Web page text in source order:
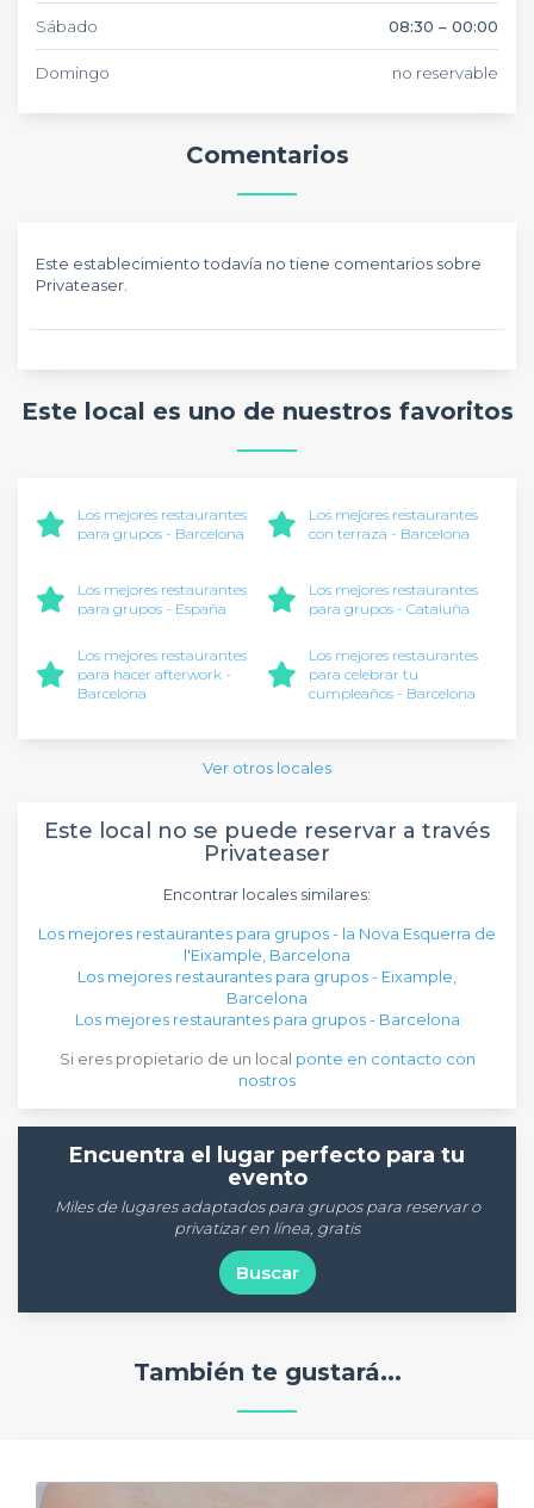
Sábado 08:30 – 00:00
Domingo no reservable
Comentarios
Este establecimiento todavía no tiene comentarios sobre
Privateaser.
Este local es uno de nuestros favoritos
Los mejores restaurantes
para grupos - Barcelona
Los mejores restaurantes
con terraza - Barcelona
Los mejores restaurantes
para grupos - España
Los mejores restaurantes
para grupos - Cataluña
Los mejores restaurantes
para hacer afterwork -
Barcelona
Los mejores restaurantes
para celebrar tu
cumpleaños - Barcelona
Ver otros locales
Este local no se puede reservar a través
Privateaser
Encontrar locales similares:
Los mejores restaurantes para grupos - la Nova Esquerra de
l'Eixample, Barcelona
Los mejores restaurantes para grupos - Eixample,
Barcelona
Los mejores restaurantes para grupos - Barcelona
Si eres propietario de un local ponte en contacto con
nostros
Encuentra el lugar perfecto para tu
evento
Miles de lugares adaptados para grupos para reservar o
privatizar en línea, gratis
Buscar
También te gustará...